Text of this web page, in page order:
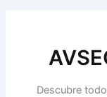
Descubre